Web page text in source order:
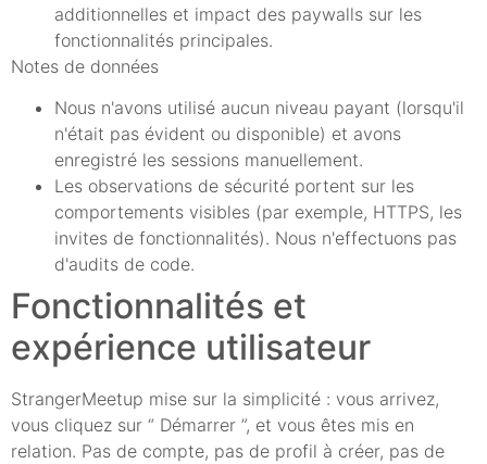
additionnelles et impact des paywalls sur les
fonctionnalités principales.
Notes de données
Nous n'avons utilisé aucun niveau payant (lorsqu'il
n'était pas évident ou disponible) et avons
enregistré les sessions manuellement.
Les observations de sécurité portent sur les
comportements visibles (par exemple, HTTPS, les
invites de fonctionnalités). Nous n'effectuons pas
d'audits de code.
Fonctionnalités et
expérience utilisateur
StrangerMeetup mise sur la simplicité : vous arrivez,
vous cliquez sur “ Démarrer ”, et vous êtes mis en
relation. Pas de compte, pas de profil à créer, pas de